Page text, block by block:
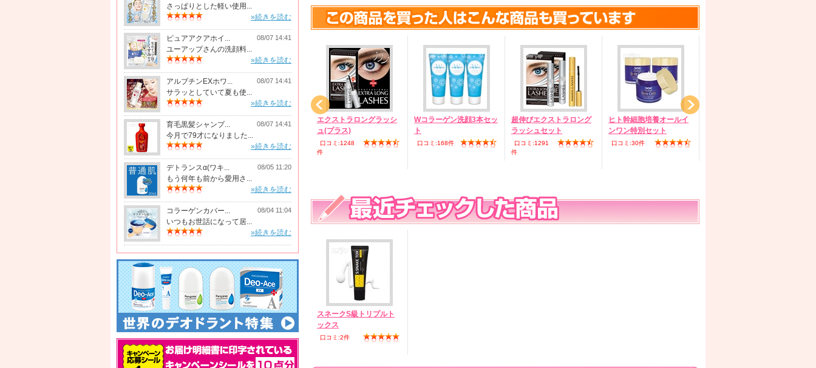
さっぱりとした軽い使用...
»続きを読む
ピュアアクアホイ... 08/07 14:41
ユーアップさんの洗顔料...
»続きを読む
アルブチンEXホワ... 08/07 14:41
サラッとしていて夏も使...
»続きを読む
育毛黒髪シャンプ... 08/07 14:41
今月で79才になりました...
»続きを読む
デトランスα(ワキ... 08/05 11:20
もう何年も前から愛用さ...
»続きを読む
コラーゲンカバー... 08/04 11:04
いつもお世話になって居...
»続きを読む
Wコラーゲン日焼け止め
UVクリーム
口コミ:3件
PDRN &エクソソーム粒
カプセル美容液
エクストラロングラッシ
ュ(プラス)
口コミ:1248
件
Wコラーゲン洗顔3本セッ
ト
口コミ:168件
超伸びエクストラロング
ラッシュセット
口コミ:1291
件
ヒト幹細胞培養オールイ
ンワン特別セット
口コミ:30件
スネークS級トリプルト
ックス
口コミ:2件